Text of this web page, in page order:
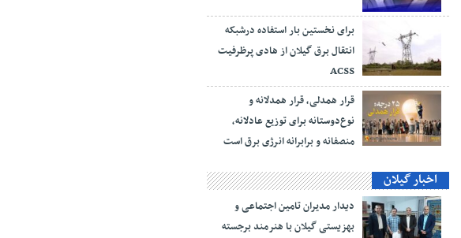
برای نخستین بار استفاده درشبکه
انتقال برق گیلان از هادی پرظرفیت
ACSS
قرار همدلی، قرار همدلانه و
نوع‌دوستانه برای توزیع عادلانه،
منصفانه و برابرانه انرژی برق است
اخبار گیلان
دیدار مدیران تامین اجتماعی و
بهزیستی گیلان با هنرمند برجسته